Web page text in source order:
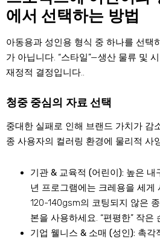
에서 선택하는 방법
아동용과 성인용 형식 중 하나를 선택
가 아닙니다. “스타일”—생산 물류 및
재정적 결정입니다..
청중 중심의 자료 선택
중대한 실패로 인해 브랜드 가치가 감
종 사용자의 컬러링 환경에 물리적 사
기관 & 교육적 (어린이): 높은 내
년 프로그램에는 크레용을 세게
120-140gsm의 코팅되지 않은
본을 사용하세요. “편평한” 작은
기업 웰니스 & 소매 (성인): 촉각